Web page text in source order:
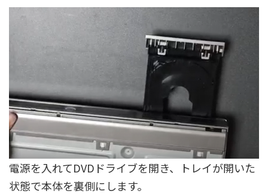
電源を入れてDVDドライブを開き、トレイが開いた
状態で本体を裏側にします。